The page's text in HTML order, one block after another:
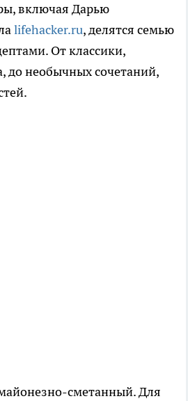
включая Дарью
lifehacker.ru, делятся семью
От классики,
до необычных сочетаний,
сметанный. Для